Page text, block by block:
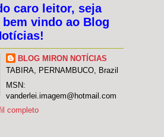
caro leitor, seja
bem vindo ao Blog
BLOG MIRON NOTÍCIAS
TABIRA, PERNAMBUCO, Brazil
MSN:
vanderlei.imagem@hotmail.com
completo